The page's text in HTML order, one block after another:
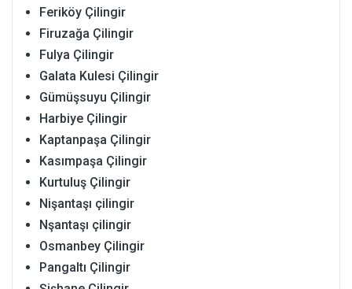
Feriköy Çilingir
Firuzağa Çilingir
Fulya Çilingir
Galata Kulesi Çilingir
Gümüşsuyu Çilingir
Harbiye Çilingir
Kaptanpaşa Çilingir
Kasımpaşa Çilingir
Kurtuluş Çilingir
Nişantaşı çilingir
Nşantaşı çilingir
Osmanbey Çilingir
Pangaltı Çilingir